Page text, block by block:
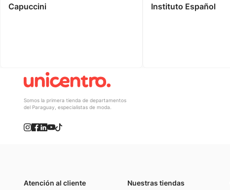
Capuccini
Instituto Español
Somos la primera tienda de departamentos
del Paraguay, especialistas de moda.
Atención al cliente
Nuestras tiendas